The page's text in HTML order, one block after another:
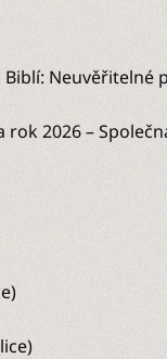
Neuvěřitelné
2026 –